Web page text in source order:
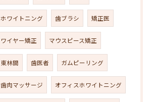
ホワイトニング 歯ブラシ 矯正医
ワイヤー矯正 マウスピース矯正
東林間 歯医者 ガムピーリング
歯肉マッサージ オフィスホワイトニング